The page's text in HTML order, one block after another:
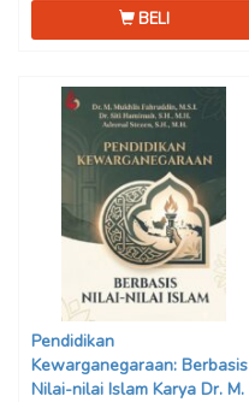
Chintya Cahyaning Putri, dan
Arjunedi
BELI
Pendidikan
Kewarganegaraan: Berbasis
Nilai-nilai Islam Karya Dr. M.